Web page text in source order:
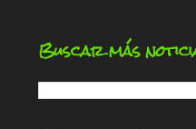
Buscar más